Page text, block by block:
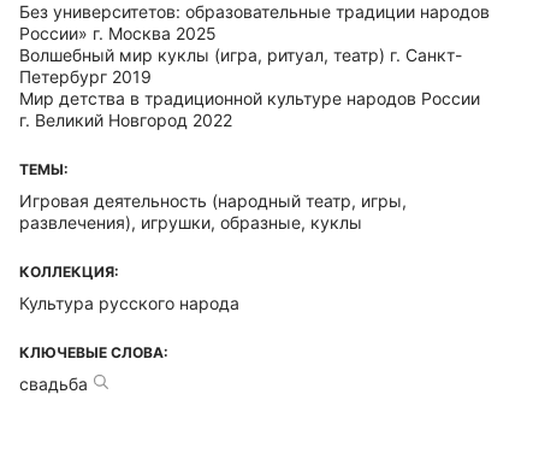
Без университетов: образовательные традиции народов
России» г. Москва 2025
Волшебный мир куклы (игра, ритуал, театр) г. Санкт-
Петербург 2019
Мир детства в традиционной культуре народов России
г. Великий Новгород 2022
ТЕМЫ:
Игровая деятельность (народный театр, игры,
развлечения), игрушки, образные, куклы
КОЛЛЕКЦИЯ:
Культура русского народа
КЛЮЧЕВЫЕ СЛОВА:
свадьба